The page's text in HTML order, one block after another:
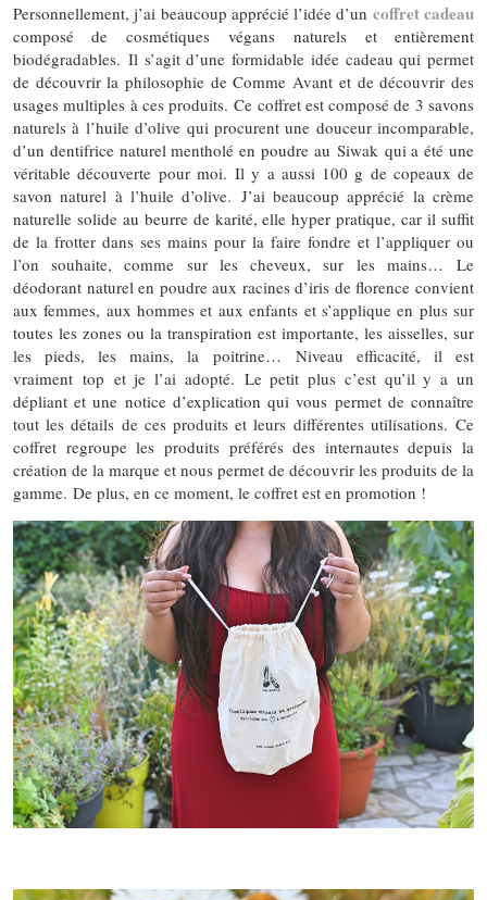
Personnellement, j’ai beaucoup apprécié l’idée d’un coffret cadeau
composé de cosmétiques végans naturels et entièrement
biodégradables. Il s’agit d’une formidable idée cadeau qui permet
de découvrir la philosophie de Comme Avant et de découvrir des
usages multiples à ces produits. Ce coffret est composé de 3 savons
naturels à l’huile d’olive qui procurent une douceur incomparable,
d’un dentifrice naturel mentholé en poudre au Siwak qui a été une
véritable découverte pour moi. Il y a aussi 100 g de copeaux de
savon naturel à l’huile d’olive. J’ai beaucoup apprécié la crème
naturelle solide au beurre de karité, elle hyper pratique, car il suffit
de la frotter dans ses mains pour la faire fondre et l’appliquer ou
l’on souhaite, comme sur les cheveux, sur les mains… Le
déodorant naturel en poudre aux racines d’iris de florence convient
aux femmes, aux hommes et aux enfants et s’applique en plus sur
toutes les zones ou la transpiration est importante, les aisselles, sur
les pieds, les mains, la poitrine… Niveau efficacité, il est
vraiment top et je l’ai adopté. Le petit plus c’est qu’il y a un
dépliant et une notice d’explication qui vous permet de connaître
tout les détails de ces produits et leurs différentes utilisations. Ce
coffret regroupe les produits préférés des internautes depuis la
création de la marque et nous permet de découvrir les produits de la
gamme. De plus, en ce moment, le coffret est en promotion !